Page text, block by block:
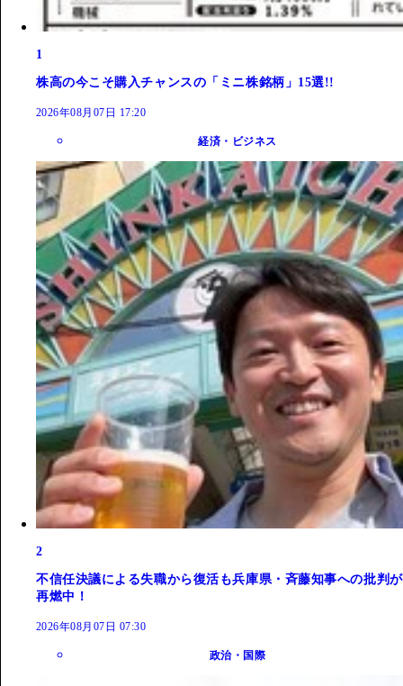
1
株高の今こそ購入チャンスの「ミニ株銘柄」15選!!
2026年08月07日 17:20
経済・ビジネス
2
不信任決議による失職から復活も兵庫県・斉藤知事への批判が
再燃中！
2026年08月07日 07:30
政治・国際